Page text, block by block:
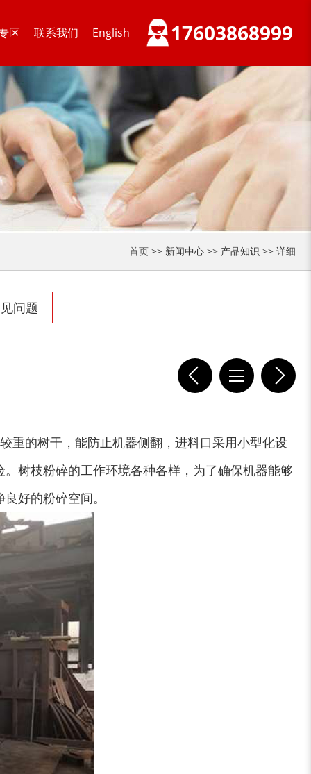
区 联系我们 English 17603868999
首页 >> 新闻中心 >> 产品知识 >> 详细
问题
重的树干，能防止机器侧翻，进料口采用小型化设
树枝粉碎的工作环境各种各样，为了确保机器能够
好的粉碎空间。